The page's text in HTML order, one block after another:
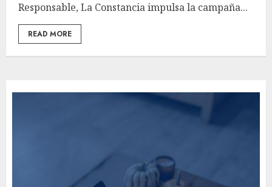
Responsable, La Constancia impulsa la campaña...
READ MORE